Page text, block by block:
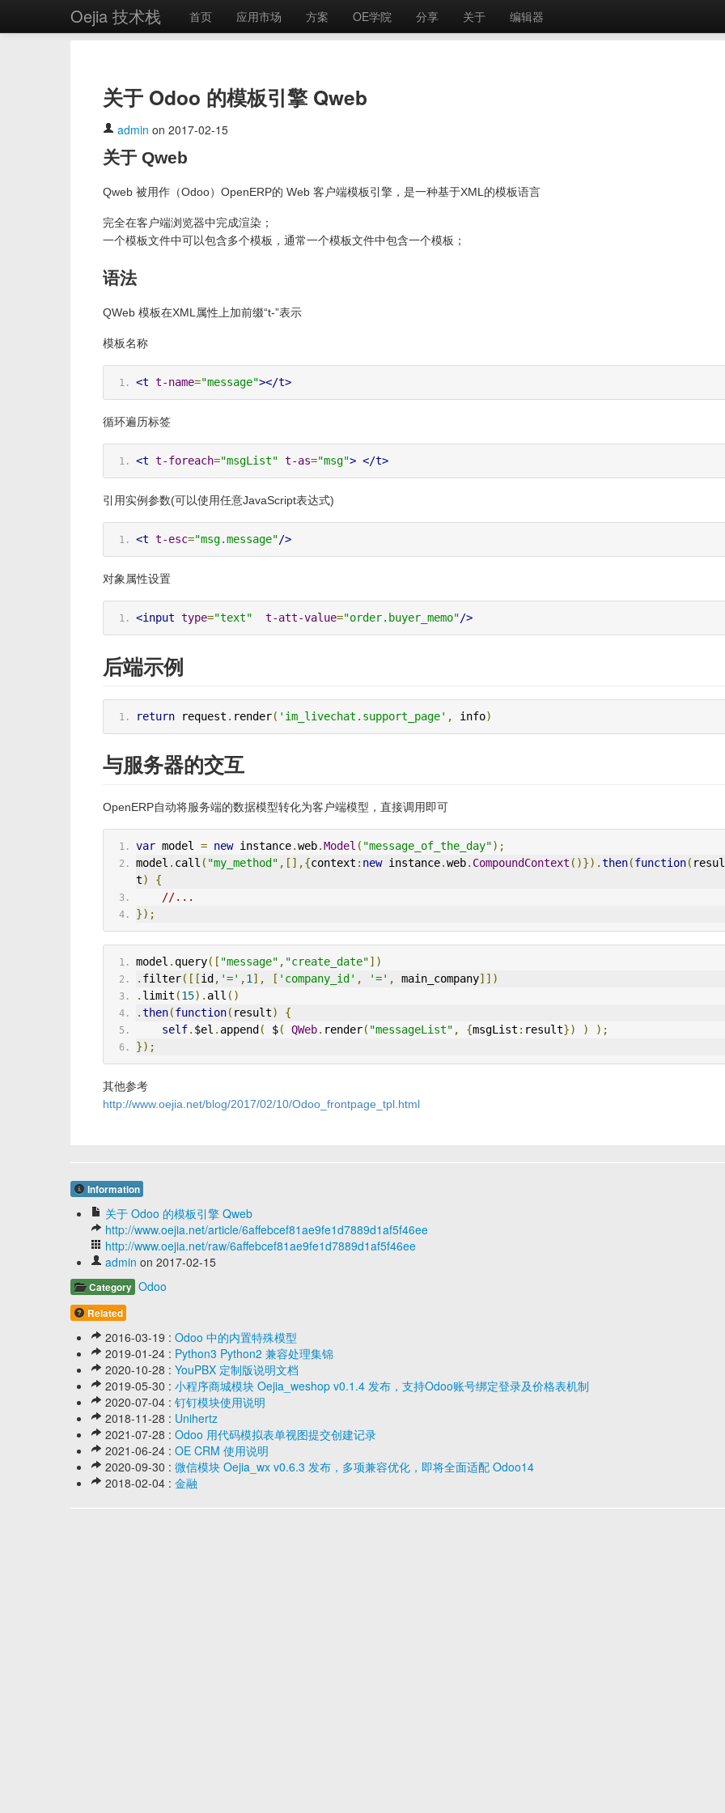
Oejia 技术栈 首页 应用市场 方案 OE学院 分享 关于 编辑器
关于 Odoo 的模板引擎 Qweb
admin on 2017-02-15
关于 Qweb
Qweb 被用作（Odoo）OpenERP的 Web 客户端模板引擎，是一种基于XML的模板语言
完全在客户端浏览器中完成渲染；
一个模板文件中可以包含多个模板，通常一个模板文件中包含一个模板；
语法
QWeb 模板在XML属性上加前缀“t-”表示
模板名称
<t t-name="message"></t>
循环遍历标签
<t t-foreach="msgList" t-as="msg"> </t>
引用实例参数(可以使用任意JavaScript表达式)
<t t-esc="msg.message"/>
对象属性设置
<input type="text" t-att-value="order.buyer_memo"/>
后端示例
return request . render( 'im_livechat.support_page' , info)
与服务器的交互
OpenERP自动将服务端的数据模型转化为客户端模型，直接调用即可
var model = new instance.web.Model ( "message_of_the_day");
model . call ( "my_method" ,[],{context : new instance.web. CompoundContext ()}).then(function( resul
t)
{
//...
});
model . query([ "message" , "create_date"])
. filter([[id , '=' ,1 ], [ 'company_id' , '=' , main_company]])
. limit (15). all ()
.then(function( result)
{
self. $el . append ( $( QWeb. render( "messageList" , {msgList : result}) )
);
});
其他参考
http://www.oejia.net/blog/2017/02/10/Odoo_frontpage_tpl.html
Information
关于 Odoo 的模板引擎 Qweb
http://www.oejia.net/article/6affebcef81ae9fe1d7889d1af5f46ee
http://www.oejia.net/raw/6affebcef81ae9fe1d7889d1af5f46ee
admin on 2017-02-15
Category Odoo
Related
2016-03-19 : Odoo 中的内置特殊模型
2019-01-24 : Python3 Python2 兼容处理集锦
2020-10-28 : YouPBX 定制版说明文档
2019-05-30 : 小程序商城模块 Oejia_weshop v0.1.4 发布，支持Odoo账号绑定登录及价格表机制
2020-07-04 : 钉钉模块使用说明
2018-11-28 : Unihertz
2021-07-28 : Odoo 用代码模拟表单视图提交创建记录
2021-06-24 : OE CRM 使用说明
2020-09-30 : 微信模块 Oejia_wx v0.6.3 发布，多项兼容优化，即将全面适配 Odoo14
2018-02-04 : 金融